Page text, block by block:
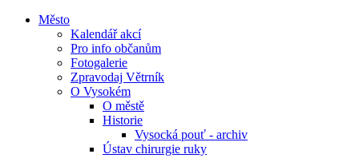
Město
Kalendář akcí
Pro info občanům
Fotogalerie
Zpravodaj Větrník
O Vysokém
O městě
Historie
Vysocká pouť - archiv
Ústav chirurgie ruky